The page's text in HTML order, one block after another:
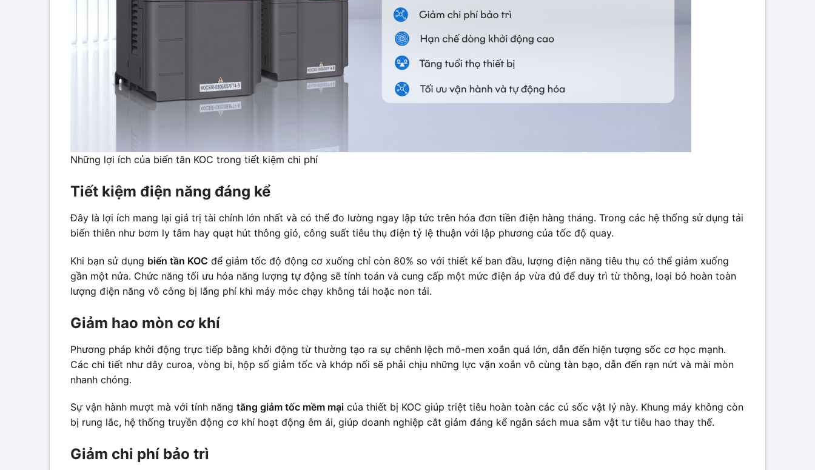
Những lợi ích của biến tân KOC trong tiết kiệm chi phí
Tiết kiệm điện năng đáng kể
Đây là lợi ích mang lại giá trị tài chính lớn nhất và có thể đo lường ngay lập tức trên hóa đơn tiền điện hàng tháng. Trong các hệ thống sử dụng tải
biến thiên như bơm ly tâm hay quạt hút thông gió, công suất tiêu thụ điện tỷ lệ thuận với lập phương của tốc độ quay.
Khi bạn sử dụng biến tần KOC để giảm tốc độ động cơ xuống chỉ còn 80% so với thiết kế ban đầu, lượng điện năng tiêu thụ có thể giảm xuống
gần một nửa. Chức năng tối ưu hóa năng lượng tự động sẽ tính toán và cung cấp một mức điện áp vừa đủ để duy trì từ thông, loại bỏ hoàn toàn
lượng điện năng vô công bị lãng phí khi máy móc chạy không tải hoặc non tải.
Giảm hao mòn cơ khí
Phương pháp khởi động trực tiếp bằng khởi động từ thường tạo ra sự chênh lệch mô-men xoắn quá lớn, dẫn đến hiện tượng sốc cơ học mạnh.
Các chi tiết như dây curoa, vòng bi, hộp số giảm tốc và khớp nối sẽ phải chịu những lực vặn xoắn vô cùng tàn bạo, dẫn đến rạn nứt và mài mòn
nhanh chóng.
Sự vận hành mượt mà với tính năng tăng giảm tốc mềm mại của thiết bị KOC giúp triệt tiêu hoàn toàn các cú sốc vật lý này. Khung máy không còn
bị rung lắc, hệ thống truyền động cơ khí hoạt động êm ái, giúp doanh nghiệp cắt giảm đáng kể ngân sách mua sắm vật tư tiêu hao thay thế.
Giảm chi phí bảo trì